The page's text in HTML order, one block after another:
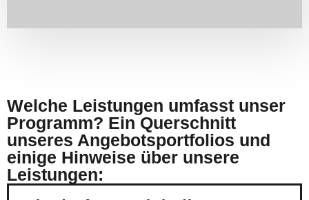
Welche Leistungen umfasst unser
Programm? Ein Querschnitt
unseres Angebotsportfolios und
einige Hinweise über unsere
Leistungen: